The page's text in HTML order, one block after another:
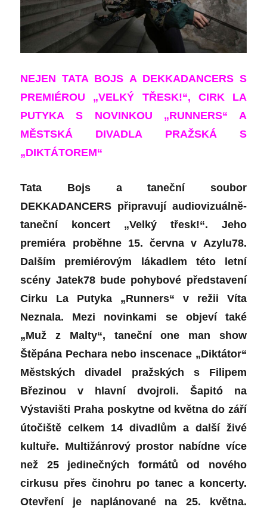
NEJEN TATA BOJS A DEKKADANCERS S
PREMIÉROU „VELKÝ TŘESK!“, CIRK LA
PUTYKA S NOVINKOU „RUNNERS“ A
MĚSTSKÁ DIVADLA PRAŽSKÁ S
„DIKTÁTOREM“
Tata Bojs a taneční soubor
DEKKADANCERS připravují audiovizuálně-
taneční koncert „Velký třesk!“. Jeho
premiéra proběhne 15. června v Azylu78.
Dalším premiérovým lákadlem této letní
scény Jatek78 bude pohybové představení
Cirku La Putyka „Runners“ v režii Víta
Neznala. Mezi novinkami se objeví také
„Muž z Malty“, taneční one man show
Štěpána Pechara nebo inscenace „Diktátor“
Městských divadel pražských s Filipem
Březinou v hlavní dvojroli. Šapitó na
Výstavišti Praha poskytne od května do září
útočiště celkem 14 divadlům a další živé
kultuře. Multižánrový prostor nabídne více
než 25 jedinečných formátů od nového
cirkusu přes činohru po tanec a koncerty.
Otevření je naplánované na 25. května.